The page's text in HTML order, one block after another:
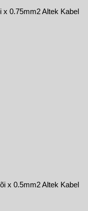
x 0.75mm2 Altek Kabel
x 0.5mm2 Altek Kabel